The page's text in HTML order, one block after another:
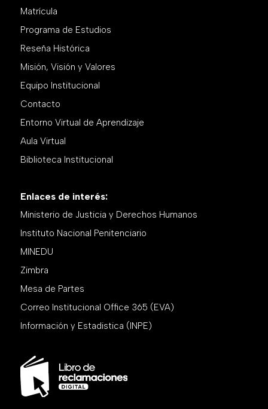
Matrícula
Programa de Estudios
Reseña Histórica
Misión, Visión y Valores
Equipo Institucional
Contacto
Entorno Virtual de Aprendizaje
Aula Virtual
Biblioteca Institucional
Enlaces de interés:
Ministerio de Justicia y Derechos Humanos
Instituto Nacional Penitenciario
MINEDU
Zimbra
Mesa de Partes
Correo Institucional Office 365 (EVA)
Información y Estadistica (INPE)